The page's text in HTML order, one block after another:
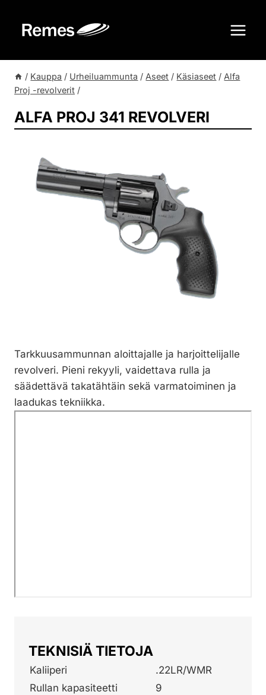
sisältöön
/ Kauppa / Urheiluammunta / Aseet / Käsiaseet / Alfa
Proj -revolverit /
ALFA PROJ 341 REVOLVERI
Tarkkuusammunnan aloittajalle ja harjoittelijalle
revolveri. Pieni rekyyli, vaidettava rulla ja
säädettävä takatähtäin sekä varmatoiminen ja
laadukas tekniikka.
TEKNISIÄ TIETOJA
Kaliiperi
.22LR/WMR
Rullan kapasiteetti
9